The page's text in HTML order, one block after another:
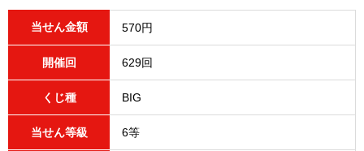
当せん金額 570円
開催回 629回
くじ種 BIG
当せん等級 6等